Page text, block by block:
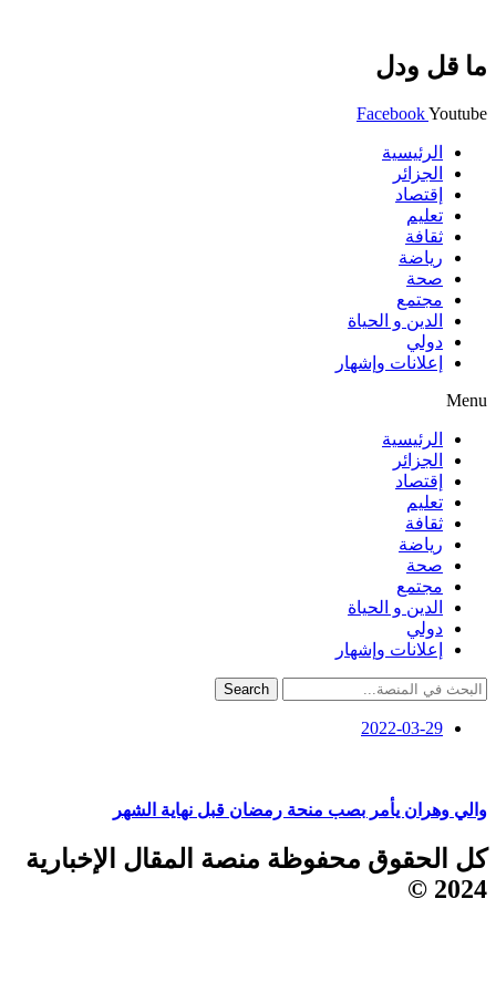
ما قل ودل
FacebookYoutube
الرئيسية
الجزائر
إقتصاد
تعليم
ثقافة
رياضة
صحة
مجتمع
الدين و الحياة
دولي
إعلانات وإشهار
Menu
الرئيسية
الجزائر
إقتصاد
تعليم
ثقافة
رياضة
صحة
مجتمع
الدين و الحياة
دولي
إعلانات وإشهار
Search
2022-03-29
والي وهران يأمر بصب منحة رمضان قبل نهاية الشهر
كل الحقوق محفوظة منصة المقال الإخبارية
2024 ©